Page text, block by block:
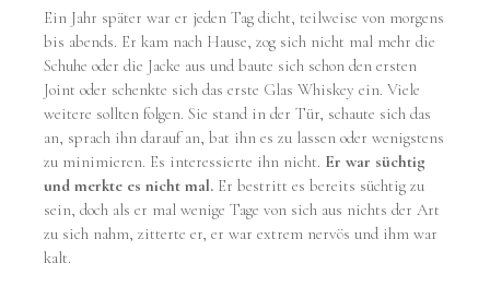
Ein Jahr später war er jeden Tag dicht, teilweise von morgens
bis abends. Er kam nach Hause, zog sich nicht mal mehr die
Schuhe oder die Jacke aus und baute sich schon den ersten
Joint oder schenkte sich das erste Glas Whiskey ein. Viele
weitere sollten folgen. Sie stand in der Tür, schaute sich das
an, sprach ihn darauf an, bat ihn es zu lassen oder wenigstens
zu minimieren. Es interessierte ihn nicht. Er war süchtig
und merkte es nicht mal. Er bestritt es bereits süchtig zu
sein, doch als er mal wenige Tage von sich aus nichts der Art
zu sich nahm, zitterte er, er war extrem nervös und ihm war
kalt.